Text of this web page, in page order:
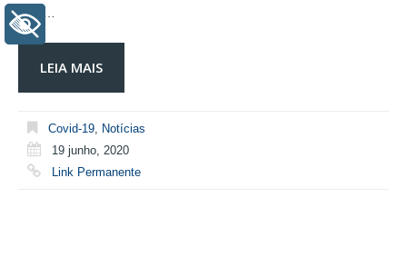
pelo…
LEIA MAIS
Covid-19, Notícias
19 junho, 2020
Link Permanente